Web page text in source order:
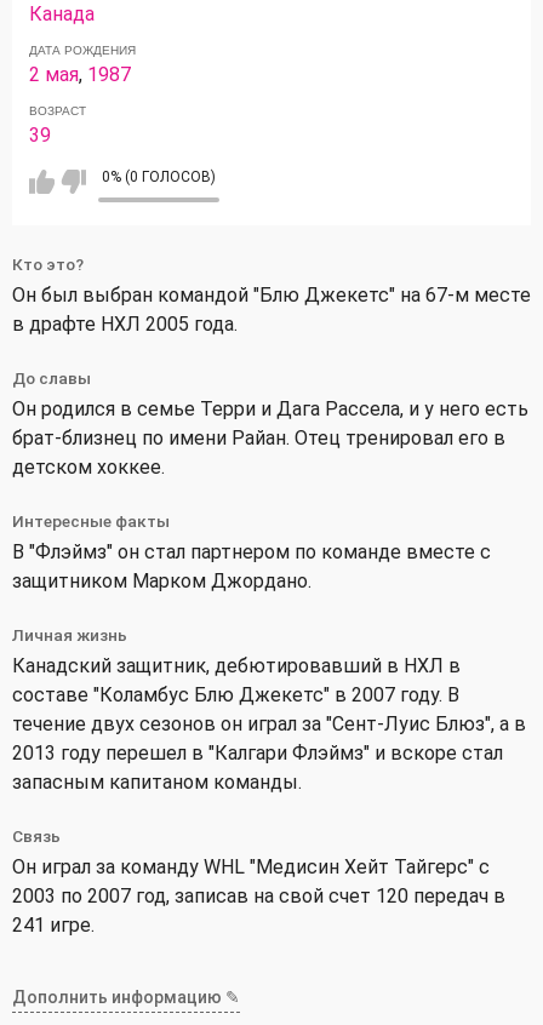
Канада
ДАТА РОЖДЕНИЯ
2 мая, 1987
ВОЗРАСТ
39
0% (0 ГОЛОСОВ)
Кто это?
Он был выбран командой "Блю Джекетс" на 67-м месте
в драфте НХЛ 2005 года.
До славы
Он родился в семье Терри и Дага Рассела, и у него есть
брат-близнец по имени Райан. Отец тренировал его в
детском хоккее.
Интересные факты
В "Флэймз" он стал партнером по команде вместе с
защитником Марком Джордано.
Личная жизнь
Канадский защитник, дебютировавший в НХЛ в
составе "Коламбус Блю Джекетс" в 2007 году. В
течение двух сезонов он играл за "Сент-Луис Блюз", а в
2013 году перешел в "Калгари Флэймз" и вскоре стал
запасным капитаном команды.
Связь
Он играл за команду WHL "Медисин Хейт Тайгерс" с
2003 по 2007 год, записав на свой счет 120 передач в
241 игре.
Дополнить информацию ✎